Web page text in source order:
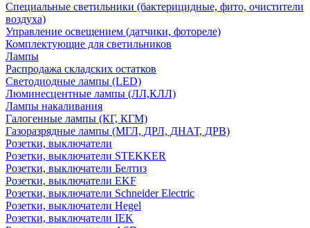
Специальные светильники (бактерицидные, фито, очистители
воздуха)
Управление освещением (датчики, фотореле)
Комплектующие для светильников
Лампы
Распродажа складских остатков
Светодиодные лампы (LED)
Люминесцентные лампы (ЛЛ,КЛЛ)
Лампы накаливания
Галогенные лампы (КГ, КГМ)
Газоразрядные лампы (МГЛ, ДРЛ, ДНАТ, ДРВ)
Розетки, выключатели
Розетки, выключатели STEKKER
Розетки, выключатели Белтиз
Розетки, выключатели EKF
Розетки, выключатели Schneider Electric
Розетки, выключатели Hegel
Розетки, выключатели IEK